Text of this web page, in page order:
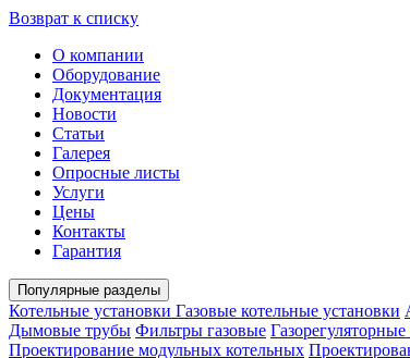
Возврат к списку
О компании
Оборудование
Документация
Новости
Статьи
Галерея
Опросные листы
Услуги
Цены
Контакты
Гарантия
Популярные разделы
Котельные установки Газовые котельные установки
Дымовые трубы Фильтры газовые
Проектирование модульных котельных